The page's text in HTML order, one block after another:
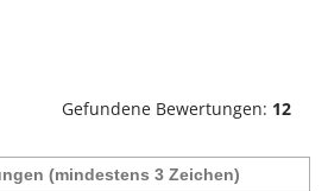
Gefundene Bewertungen: 12